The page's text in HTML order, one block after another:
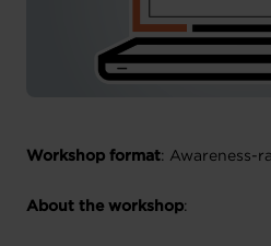
Workshop format: Awareness-
About the workshop: